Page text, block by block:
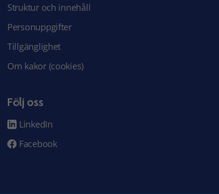
Struktur och innehåll
Personuppgifter
Tillgänglighet
Om kakor (cookies)
Följ oss
LinkedIn
Facebook